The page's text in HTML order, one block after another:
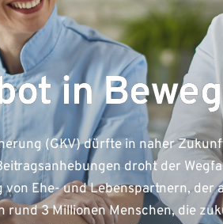
in
(GKV) dürfte in naher
droht der
Ehe- und Lebenspartnern, der
rund 3 Millionen Menschen, die